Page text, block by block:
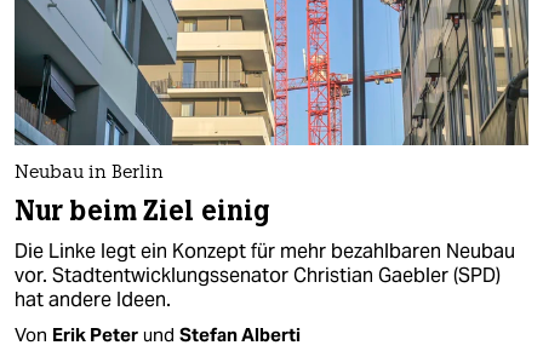
Neubau in Berlin
Nur beim Ziel einig
Die Linke legt ein Konzept für mehr bezahlbaren Neubau
vor. Stadtentwicklungssenator Christian Gaebler (SPD)
hat andere Ideen.
Von Erik Peter und Stefan Alberti